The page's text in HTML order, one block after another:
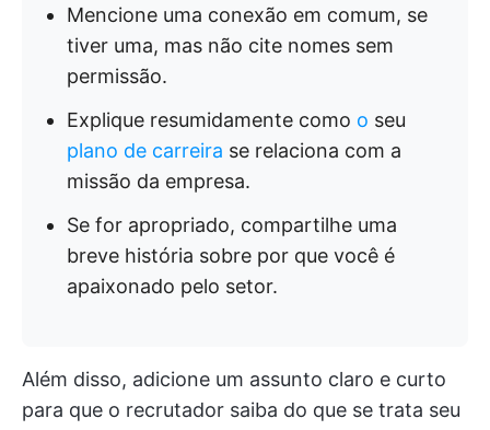
Mencione uma conexão em comum, se
tiver uma, mas não cite nomes sem
permissão.
Explique resumidamente como o seu
plano de carreira se relaciona com a
missão da empresa.
Se for apropriado, compartilhe uma
breve história sobre por que você é
apaixonado pelo setor.
Além disso, adicione um assunto claro e curto
para que o recrutador saiba do que se trata seu